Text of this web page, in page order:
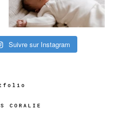
Suivre sur Instagram
CORALIE